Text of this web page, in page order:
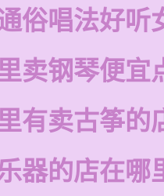
俗唱法好听
卖钢琴便宜
有卖古筝的
器的店在哪